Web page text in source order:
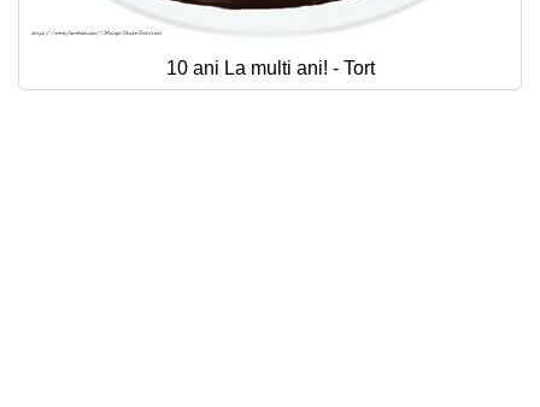
10 ani La multi ani! - Tort